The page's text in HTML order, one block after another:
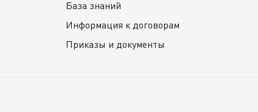
База знаний
Информация к договорам
Приказы и документы